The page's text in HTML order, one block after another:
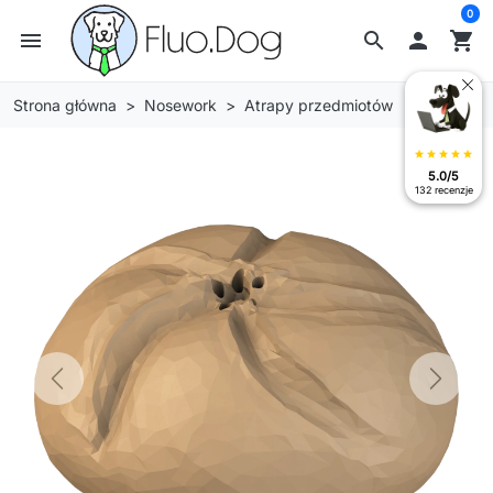
search
menu  shopping_cart
0
Strona główna Nosework Atrapy przedmiotów
Previous Next
star star star star star
5.0/5
132 recenzje